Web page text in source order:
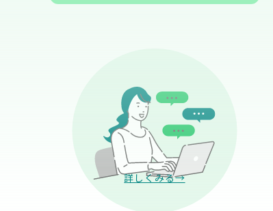
詳しくみる→